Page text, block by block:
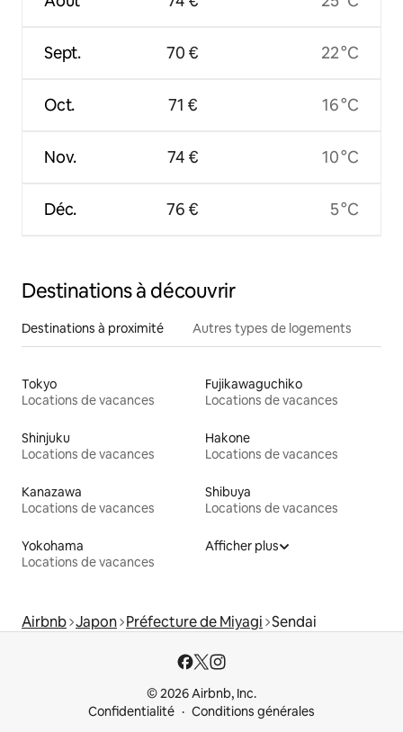
Sept.
Oct.
Nov.
Déc.
70 €
71 €
74 €
76 €
22 °C
16 °C
10 °C
5 °C
Destinations à découvrir
Destinations à proximité Autres types de logements
Tokyo
Locations de vacances
Fujikawaguchiko
Locations de vacances
Shinjuku
Locations de vacances
Hakone
Locations de vacances
Kanazawa
Locations de vacances
Shibuya
Locations de vacances
Yokohama
Locations de vacances
Afficher plus
Airbnb Japon Préfecture de Miyagi Sendai
© 2026 Airbnb, Inc.
Confidentialité
Conditions générales